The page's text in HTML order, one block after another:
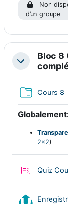
Non
d’un groupe
Replier
Bloc 8
Cours 8
Globalement:
2x2)
Quiz